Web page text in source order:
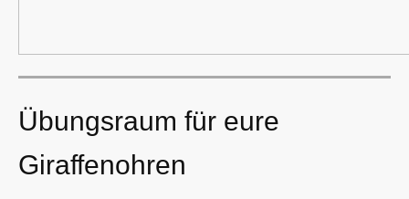
Übungsraum für eure
Giraffenohren